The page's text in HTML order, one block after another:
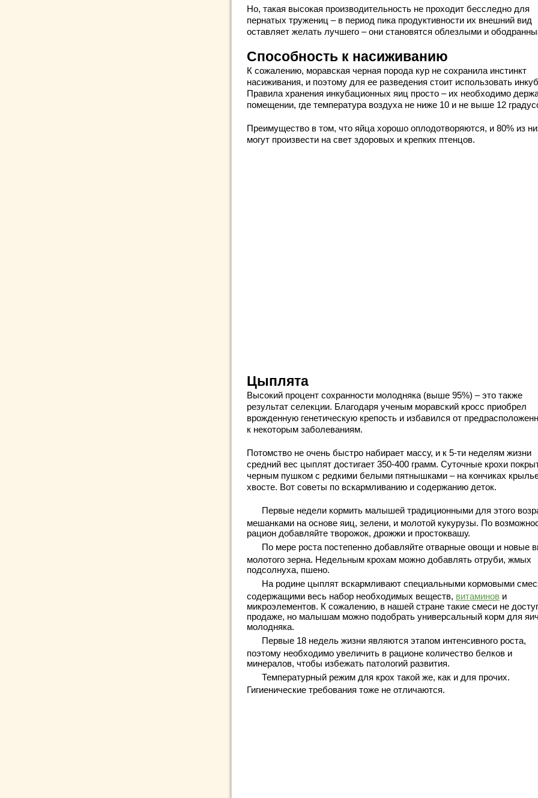
Но, такая высокая производительность не проходит бесследно для
пернатых тружениц – в период пика продуктивности их внешний вид
оставляет желать лучшего – они становятся облезлыми и
Способность к насиживанию
К сожалению, моравская черная порода кур не сохранила инстинкт
насиживания, и поэтому для ее разведения стоит использовать
Правила хранения инкубационных яиц просто – их необходимо
помещении, где температура воздуха не ниже 10 и не выше 12
Преимущество в том, что яйца хорошо оплодотворяются, и 80% из
могут произвести на свет здоровых и крепких птенцов.
Цыплята
Высокий процент сохранности молодняка (выше 95%) – это также
результат селекции. Благодаря ученым моравский кросс приобрел
врожденную генетическую крепость и избавился от
к некоторым заболеваниям.
Потомство не очень быстро набирает массу, и к 5-ти неделям жизни
средний вес цыплят достигает 350-400 грамм. Суточные крохи
черным пушком с редкими белыми пятнышками – на кончиках
хвосте. Вот советы по вскармливанию и содержанию деток.
Первые недели кормить малышей традиционными для этого
мешанками на основе яиц, зелени, и молотой кукурузы. По
рацион добавляйте творожок, дрожжи и простоквашу.
По мере роста постепенно добавляйте отварные овощи и новые
молотого зерна. Недельным крохам можно добавлять отруби, жмых
подсолнуха, пшено.
На родине цыплят вскармливают специальными кормовыми
содержащими весь набор необходимых веществ, витаминов и
микроэлементов. К сожалению, в нашей стране такие смеси не
продаже, но малышам можно подобрать универсальный корм для
молодняка.
Первые 18 недель жизни являются этапом интенсивного роста,
поэтому необходимо увеличить в рационе количество белков и
минералов, чтобы избежать патологий развития.
Температурный режим для крох такой же, как и для прочих.
Гигиенические требования тоже не отличаются.